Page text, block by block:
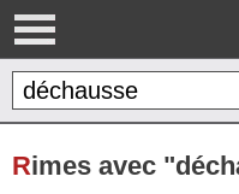
Rimes avec